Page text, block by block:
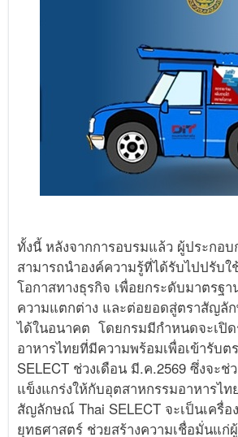
ทั้งนี้ หลังจากการอบรมแล้ว ผู้ประกอบ
สามารถนำองค์ความรู้ที่ได้รับไปปรับใ
โอกาสทางธุรกิจ เพื่อยกระดับมาตรฐา
ความแตกต่าง และต่อยอดสู่ตราสัญลั
ได้ในอนาคต โดยกรมมีกำหนดจะเปิ
อาหารไทยที่มีความพร้อมเพื่อเข้ารับ
SELECT ช่วงเดือน มี.ค.2569 ซึ่งจะช่
แข็งแกร่งให้กับอุตสาหกรรมอาหารไท
สัญลักษณ์ Thai SELECT จะเป็นเครื่อ
ยุทธศาสตร์ ช่วยสร้างความเชื่อมั่นแก่